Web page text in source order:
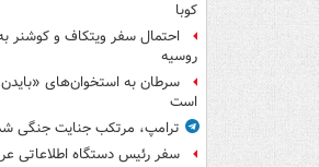
کوبا
احتمال سفر ویتکاف و کوشنر
روسیه
سرطان به استخوان‌های
است
ترامپ، مرتکب جنایت جنگی
سفر رئیس دستگاه اطلاعاتی